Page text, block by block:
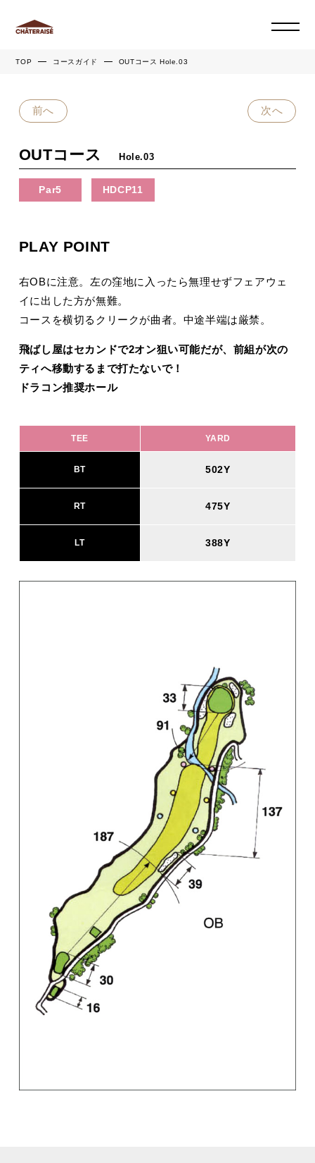
TOP コースガイド OUTコース Hole.03
前へ 次へ
OUTコース Hole.03
Par5 HDCP11
PLAY POINT
右OBに注意。左の窪地に入ったら無理せずフェアウェ
イに出した方が無難。
コースを横切るクリークが曲者。中途半端は厳禁。
飛ばし屋はセカンドで2オン狙い可能だが、前組が次の
ティへ移動するまで打たないで！
ドラコン推奨ホール
TEE YARD
BT 502Y
RT 475Y
LT 388Y